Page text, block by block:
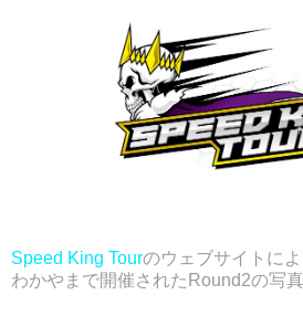
Speed King Tourのウェブサイトに
わかやまで開催されたRound2の写